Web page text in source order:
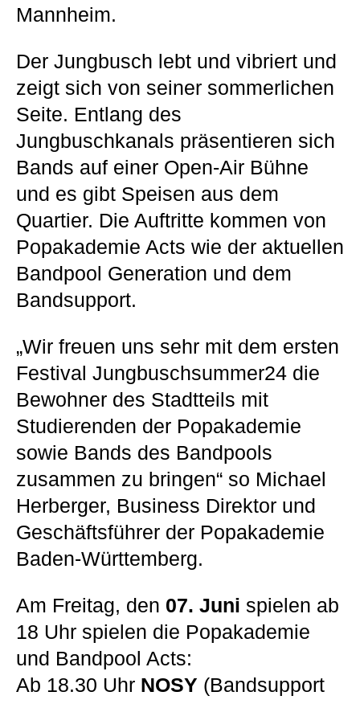
Mannheim.
Der Jungbusch lebt und vibriert und
zeigt sich von seiner sommerlichen
Seite. Entlang des
Jungbuschkanals präsentieren sich
Bands auf einer Open-Air Bühne
und es gibt Speisen aus dem
Quartier. Die Auftritte kommen von
Popakademie Acts wie der aktuellen
Bandpool Generation und dem
Bandsupport.
„Wir freuen uns sehr mit dem ersten
Festival Jungbuschsummer24 die
Bewohner des Stadtteils mit
Studierenden der Popakademie
sowie Bands des Bandpools
zusammen zu bringen“ so Michael
Herberger, Business Direktor und
Geschäftsführer der Popakademie
Baden-Württemberg.
Am Freitag, den 07. Juni spielen ab
18 Uhr spielen die Popakademie
und Bandpool Acts:
Ab 18.30 Uhr NOSY (Bandsupport